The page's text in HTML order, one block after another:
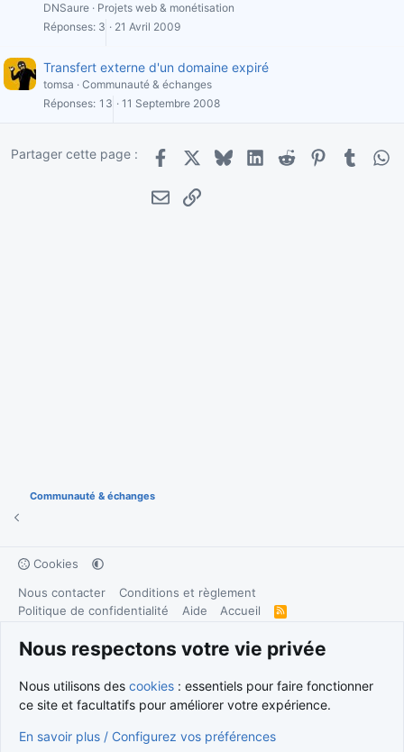
DNSaure
Projets web & monétisation
Réponses 3 21 Avril 2009
Transfert externe d'un domaine expiré
tomsa
Communauté & échanges
Réponses 13 11 Septembre 2008
Partager cette page :
Facebook
X BlueskyLinkedInRedditPinterestTumblr
E-mailLien
Communauté & échanges
Cookies
Nous contacter
Conditions et règlement
Politique de confidentialité
Aide Accueil
R
S
Community platform by XenForo
© 2010-2026 XenForo Ltd.
Traduction française par
XenForo FR Media embeds via s9e/MediaSites
Nous respectons votre vie privée
Nous utilisons des cookies : essentiels pour faire fonctionner
ce site et facultatifs pour améliorer votre expérience.
En savoir plus / Configurez vos préférences